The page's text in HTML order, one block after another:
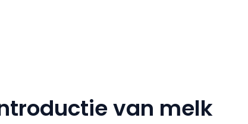
van melk